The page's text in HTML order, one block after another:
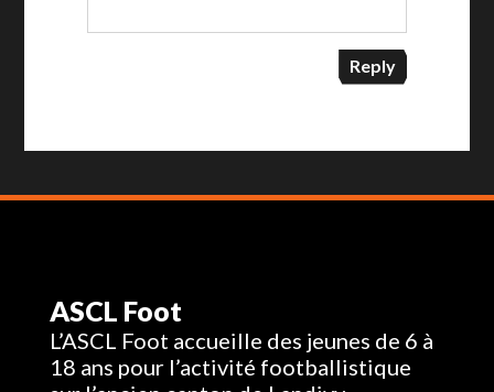
Reply
ASCL Foot
L’ASCL Foot accueille des jeunes de 6 à
18 ans pour l’activité footballistique